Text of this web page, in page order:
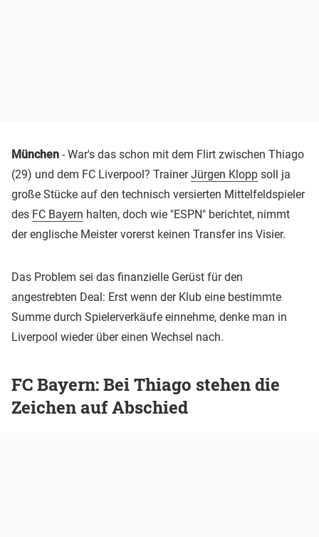
München - War's das schon mit dem Flirt zwischen Thiago
(29) und dem FC Liverpool? TrainerJürgen Klopp soll ja
große Stücke auf den technisch versierten Mittelfeldspieler
des FC Bayern halten, doch wie "ESPN" berichtet, nimmt
der englische Meister vorerst keinen Transfer ins Visier.
Das Problem sei das finanzielle Gerüst für den
angestrebten Deal: Erst wenn der Klub eine bestimmte
Summe durch Spielerverkäufe einnehme, denke man in
Liverpool wieder über einen Wechsel nach.
FC Bayern: Bei Thiago stehen die
Zeichen auf Abschied